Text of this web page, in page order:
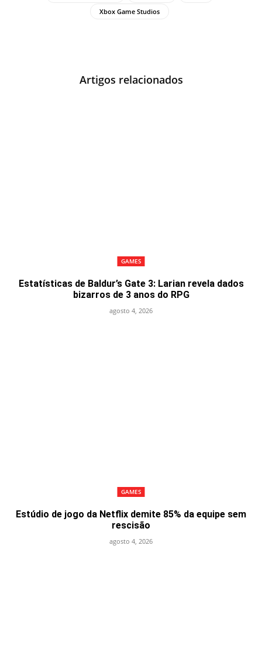
Xbox Game Studios
Artigos relacionados
GAMES
Estatísticas de Baldur’s Gate 3: Larian revela dados
bizarros de 3 anos do RPG
agosto 4, 2026
GAMES
Estúdio de jogo da Netflix demite 85% da equipe sem
rescisão
agosto 4, 2026